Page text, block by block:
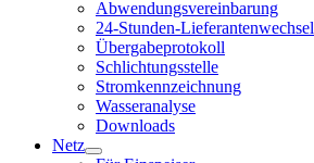
Abwendungsvereinbarung
24-Stunden-Lieferantenwechsel
Übergabeprotokoll
Schlichtungsstelle
Stromkennzeichnung
Wasseranalyse
Downloads
Netz